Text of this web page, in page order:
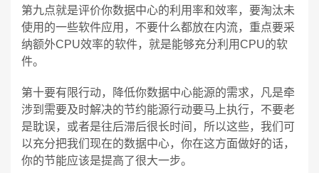
第九点就是评价你数据中心的利用率和效率，要淘汰未
使用的一些软件应用，不要什么都放在内流，重点要采
纳额外CPU效率的软件，就是能够充分利用CPU的软
件。
第十要有限行动，降低你数据中心能源的需求，凡是牵
涉到需要及时解决的节约能源行动要马上执行，不要老
是耽误，或者是往后滞后很长时间，所以这些，我们可
以充分把我们现在的数据中心，你在这方面做好的话，
你的节能应该是提高了很大一步。